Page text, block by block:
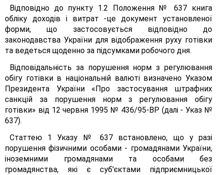
Відповідно до пункту 1.2 Положення № 637 книга
обліку доходів і витрат -це документ установленої
форми, що застосовується відповідно до
законодавства України для відображення руху готівки
та ведеться щоденно за підсумками робочого дня.
Відповідальність за порушення норм з регулювання
обігу готівки в національній валюті визначено Указом
Президента України «Про застосування штрафних
санкцій за порушення норм з регулювання обігу
готівки» від 12 червня 1995 № 436/95-ВР (далі - Указ №
637).
Статтею 1 Указу № 637 встановлено, що у разі
порушення фізичними особами - громадянами України,
іноземними громадянами та особами без
громадянства, які є суб'єктами підприємницької